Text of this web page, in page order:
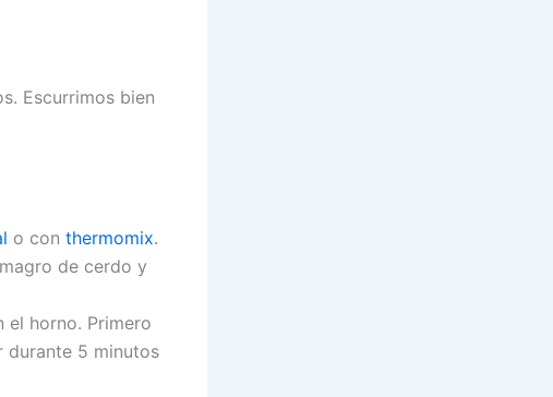
Escurrimos bien
o con thermomix.
de cerdo y
el horno. Primero
durante 5 minutos